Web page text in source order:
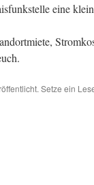
eine
Setze ein